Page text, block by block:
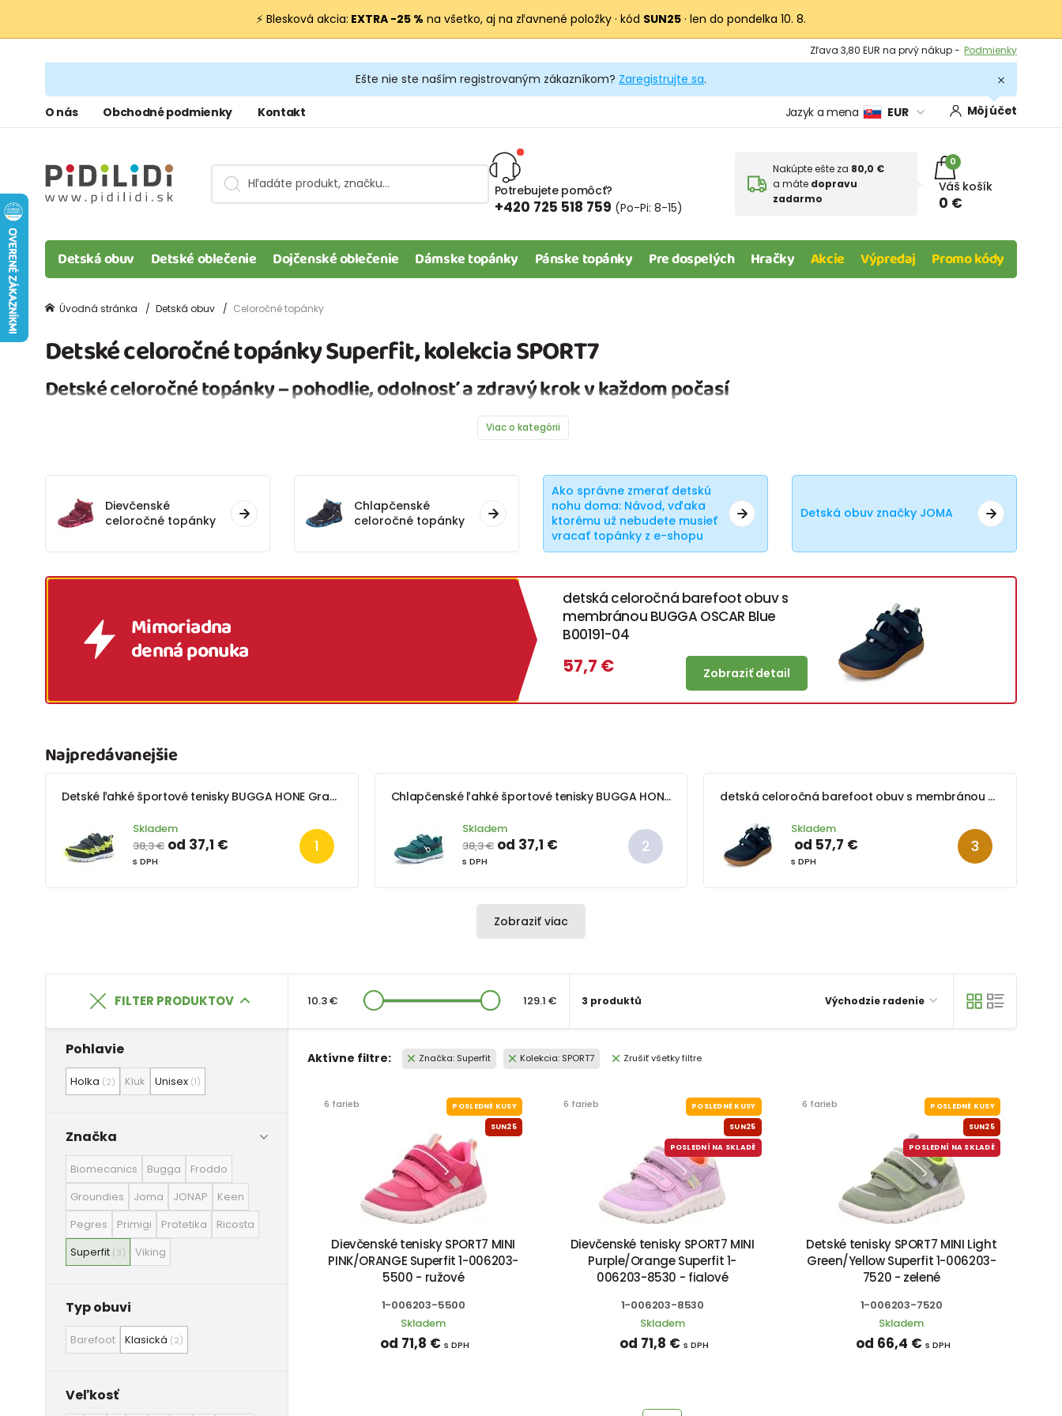
⚡ Blesková akcia: EXTRA −25 % na všetko, aj na zľavnené položky · kód SUN25 · len do pondelka 10. 8.
Výmena a vrátenie tovaru - Zobraziť
Podmienky
Ešte nie ste naším registrovaným zákazníkom? Zaregistrujte sa.
O nás Obchodné podmienky Kontakt Jazyk a mena EUR Môj účet
Potrebujete pomôcť?
+420 725 518 759 (Po-Pi: 8-15)
Nakúpte ešte za 80,0 €
a máte dopravu
zadarmo
0
Váš košík
0 €
Detská obuv Detské oblečenie Dojčenské oblečenie Dámske topánky Pánske topánky Pre dospelých Hračky Akcie Výpredaj Promo kódy
Úvodná stránka Detská obuv Celoročné topánky
Detské celoročné topánky Superfit, kolekcia SPORT7
Detské celoročné topánky – pohodlie, odolnosť a zdravý krok v každom počasí
Viac o kategórii
Dievčenské
celoročné topánky
Chlapčenské
celoročné topánky
Ako správne zmerať detskú
nohu doma: Návod, vďaka
ktorému už nebudete musieť
vracať topánky z e-shopu
Detská obuv značky JOMA
Mimoriadna
denná ponuka
detská celoročná barefoot obuv s
membránou BUGGA OSCAR Blue
B00191-04
57,7 € Zobraziť detail
Najpredávanejšie
Detské ľahké športové tenisky BUGGA HONE Gray/Yellow/Black
Skladem
38,3 € od 37,1 €
s DPH
Chlapčenské ľahké športové tenisky BUGGA HONE Blue/Brown/Green
Skladem
38,3 € od 37,1 €
s DPH
detská celoročná barefoot obuv s membránou BUGGA OSCAR Blue B00191-04
Skladem
od 57,7 €
s DPH
Zobraziť viac
FILTER PRODUKTOV 3 produktů Východzie radenie
Pohlavie
Holka (2) Kluk Unisex (1)
Značka
Biomecanics Bugga
Froddo
Groundies
Joma JONAP
Keen
Pegres
Primigi Protetika
Ricosta
Superfit (3) Viking
Typ obuvi
Barefoot Klasická (2)
Veľkosť
10.3 € 129.1 €
Aktívne filtre: Značka: Superfit Kolekcia: SPORT7 Zrušiť všetky filtre
6 farieb POSLEDNÉ KUSY
SUN25
Dievčenské tenisky SPORT7 MINI
PINK/ORANGE Superfit 1-006203-
5500 - ružové
1-006203-5500
Skladem
od 71,8 € s DPH
6 farieb POSLEDNÉ KUSY
SUN25
POSLEDNÍ NA SKLADĚ
Dievčenské tenisky SPORT7 MINI
Purple/Orange Superfit 1-
006203-8530 - fialové
1-006203-8530
Skladem
od 71,8 € s DPH
6 farieb POSLEDNÉ KUSY
SUN25
POSLEDNÍ NA SKLADĚ
Detské tenisky SPORT7 MINI Light
Green/Yellow Superfit 1-006203-
7520 - zelené
1-006203-7520
Skladem
od 66,4 € s DPH